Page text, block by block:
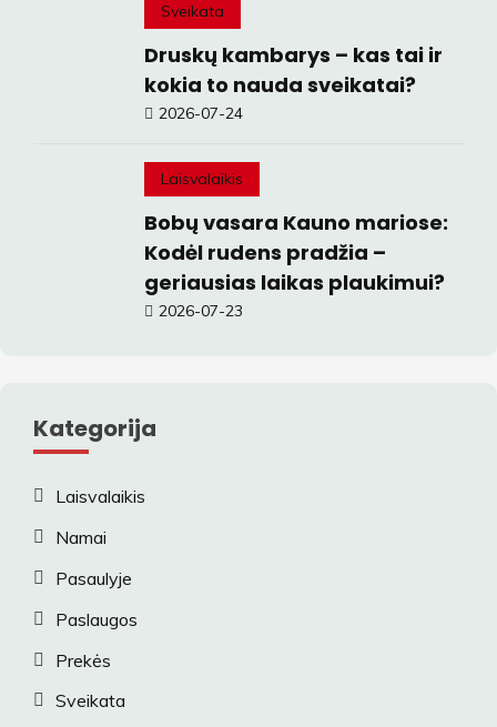
Sveikata
Druskų kambarys – kas tai ir
kokia to nauda sveikatai?
2026-07-24
Laisvalaikis
Bobų vasara Kauno mariose:
Kodėl rudens pradžia –
geriausias laikas plaukimui?
2026-07-23
Kategorija
Laisvalaikis
Namai
Pasaulyje
Paslaugos
Prekės
Sveikata